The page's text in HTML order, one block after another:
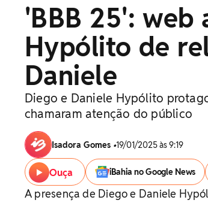
'BBB 25': web
Hypólito de
Daniele
Diego e Daniele Hypólito
chamaram atenção do público
Isadora Gomes •19/01/2025 às 9:19
Ouça iBahia no Google News
A presença de Diego e Daniele